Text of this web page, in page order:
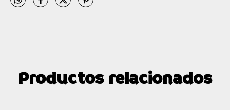
Productos relacionados